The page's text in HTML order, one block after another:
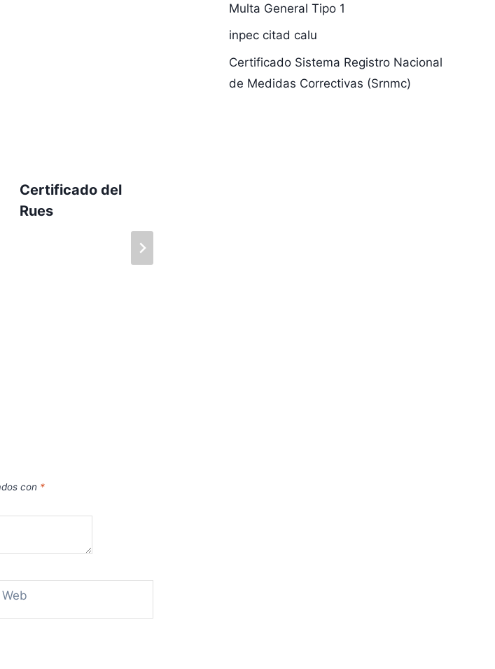
Certificado del
Rues
con *
Web
Multa General Tipo 1
inpec citad calu
Certificado Sistema Registro Nacional
de Medidas Correctivas (Srnmc)